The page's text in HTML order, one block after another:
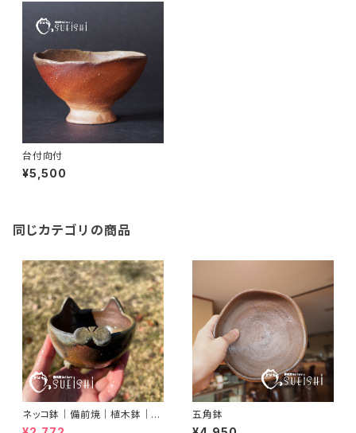
台付向付
¥5,500
同じカテゴリの商品
ネッコ鉢｜備前焼｜植木鉢｜ネ
コ型鉢｜多肉植物｜プランター
五角鉢